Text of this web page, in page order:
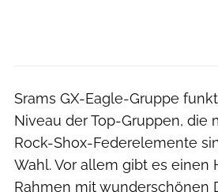
Srams GX-Eagle-Gruppe
Niveau der Top-Gruppen, die
Rock-Shox-Federelemente
Wahl. Vor allem gibt es einen
Rahmen mit wunderschönen